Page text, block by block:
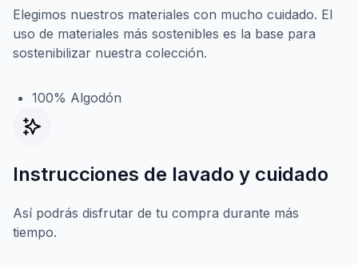
Elegimos nuestros materiales con mucho cuidado. El
uso de materiales más sostenibles es la base para
sostenibilizar nuestra colección.
100% Algodón
Instrucciones de lavado y cuidado
Así podrás disfrutar de tu compra durante más
tiempo.